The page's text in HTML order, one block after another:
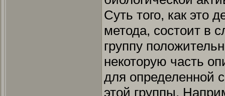
Суть того, как
метода, состоит в
группу
некоторую часть
для определенной
этой группы.